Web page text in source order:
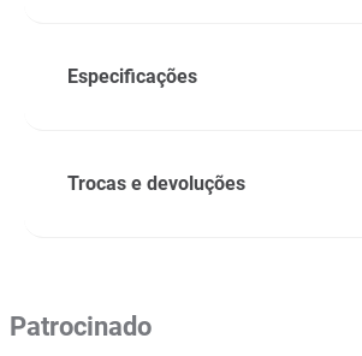
Especificações
Trocas e devoluções
Patrocinado